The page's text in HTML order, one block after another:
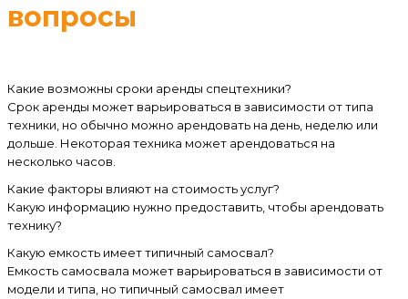
вопросы
Какие возможны сроки аренды спецтехники?
Срок аренды может варьироваться в зависимости от типа
техники, но обычно можно арендовать на день, неделю или
дольше. Некоторая техника может арендоваться на
несколько часов.
Какие факторы влияют на стоимость услуг?
Какую информацию нужно предоставить, чтобы арендовать
технику?
Какую емкость имеет типичный самосвал?
Емкость самосвала может варьироваться в зависимости от
модели и типа, но типичный самосвал имеет